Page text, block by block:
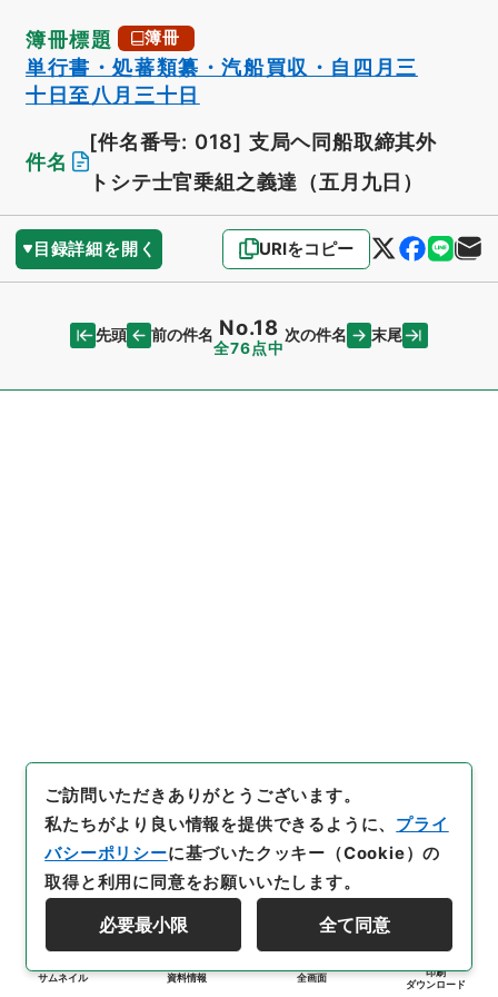
簿冊標題 簿冊
単行書・処蕃類纂・汽船買収・自四月三
十日至八月三十日
件名
[件名番号: 018] 支局ヘ同船取締其外
トシテ士官乗組之義達（五月九日）
目録詳細を開く URIをコピー
先頭 前の件名 No.18
全76点中
次の件名 末尾
サムネイル 資料情報 全画面
印刷
ダウンロード
ご訪問いただきありがとうございます。
私たちがより良い情報を提供できるように、 プライ
バシーポリシーに基づいたクッキー（Cookie）の
取得と利用に同意をお願いいたします。
必要最小限 全て同意